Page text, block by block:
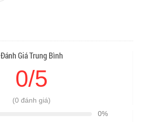
Đánh Giá Trung Bình
0/5
(0 đánh giá)
0%